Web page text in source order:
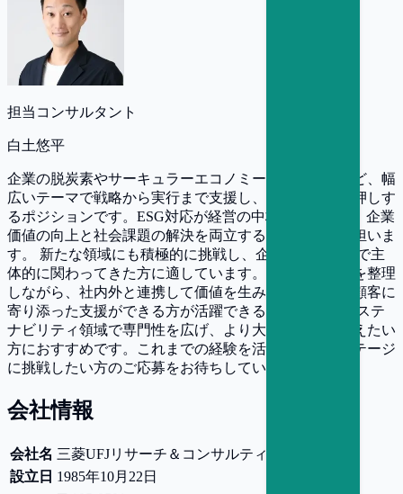
担当コンサルタント
白土悠平
企業の脱炭素やサーキュラーエコノミー、人権対応など、幅
広いテーマで戦略から実行まで支援し、事業変革を後押しす
るポジションです。ESG対応が経営の中核となる中で、企業
価値の向上と社会課題の解決を両立する重要な役割を担いま
す。 新たな領域にも積極的に挑戦し、企画から実行まで主
体的に関わってきた方に適しています。論理的に物事を整理
しながら、社内外と連携して価値を生み出せる方や、顧客に
寄り添った支援ができる方が活躍できる環境です。 サステ
ナビリティ領域で専門性を広げ、より大きな影響を与えたい
方におすすめです。これまでの経験を活かし、次のステージ
に挑戦したい方のご応募をお待ちしています。
会社情報
会社名 三菱UFJリサーチ＆コンサルティング株式会社
設立日 1985年10月22日